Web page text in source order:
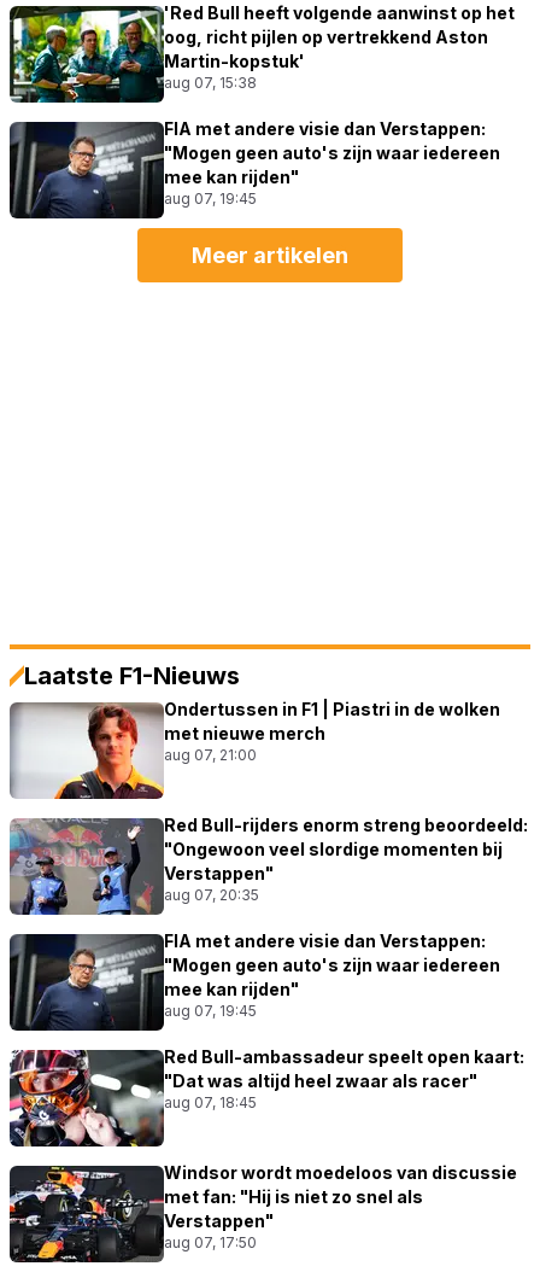
'Red Bull heeft volgende aanwinst op het
oog, richt pijlen op vertrekkend Aston
Martin-kopstuk'
aug 07, 15:38
FIA met andere visie dan Verstappen:
"Mogen geen auto's zijn waar iedereen
mee kan rijden"
aug 07, 19:45
Meer artikelen
Laatste F1-Nieuws
Ondertussen in F1 | Piastri in de wolken
met nieuwe merch
aug 07, 21:00
Red Bull-rijders enorm streng beoordeeld:
"Ongewoon veel slordige momenten bij
Verstappen"
aug 07, 20:35
FIA met andere visie dan Verstappen:
"Mogen geen auto's zijn waar iedereen
mee kan rijden"
aug 07, 19:45
Red Bull-ambassadeur speelt open kaart:
"Dat was altijd heel zwaar als racer"
aug 07, 18:45
Windsor wordt moedeloos van discussie
met fan: "Hij is niet zo snel als
Verstappen"
aug 07, 17:50